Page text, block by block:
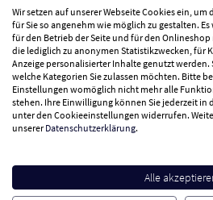
Jetzt Freunde
Mit der
näher
Wir setzen auf unserer Webseite Cookies ein,
für Sie so angenehm wie möglich zu gestalten.
für den Betrieb der Seite und für den
die lediglich zu anonymen Statistikzwecken, für
Anzeige personalisierter Inhalte genutzt
welche Kategorien Sie zulassen möchten. Bitte
Einstellungen womöglich nicht mehr alle
stehen. Ihre Einwilligung können Sie jederzeit in
unter den Cookieeinstellungen widerrufen.
unsererDatenschutzerklärung.
Alle